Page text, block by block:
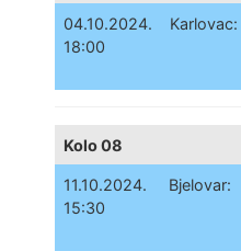
04.10.2024.
18:00
Karlovac:
Kolo 08
11.10.2024.
15:30
Bjelovar: